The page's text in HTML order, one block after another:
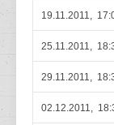
19.11.2011,
25.11.2011,
29.11.2011,
02.12.2011,